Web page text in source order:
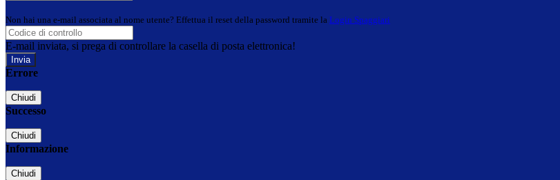
Non hai una e-mail associata al nome utente? Effettua il reset della password tramite la Login Spaggiari
E-mail inviata, si prega di controllare la casella di posta elettronica!
Errore
Chiudi
Successo
Chiudi
Informazione
Chiudi